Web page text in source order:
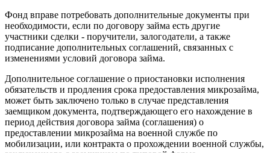
Фонд вправе потребовать дополнительные документы при
необходимости, если по договору займа есть другие
участники сделки - поручители, залогодатели, а также
подписание дополнительных соглашений, связанных с
изменениями условий договора займа.
Дополнительное соглашение о приостановки исполнения
обязательств и продления срока предоставления микрозайма,
может быть заключено только в случае представления
заемщиком документа, подтверждающего его нахождение в
период действия договора займа (соглашения) о
предоставлении микрозайма на военной службе по
мобилизации, или контракта о прохождении военной службы,